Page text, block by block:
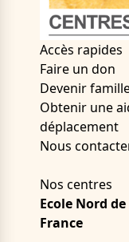
Accès rapides
Faire un don
Devenir
Obtenir une
déplacement
Nous
Nos centres
Ecole Nord de
France